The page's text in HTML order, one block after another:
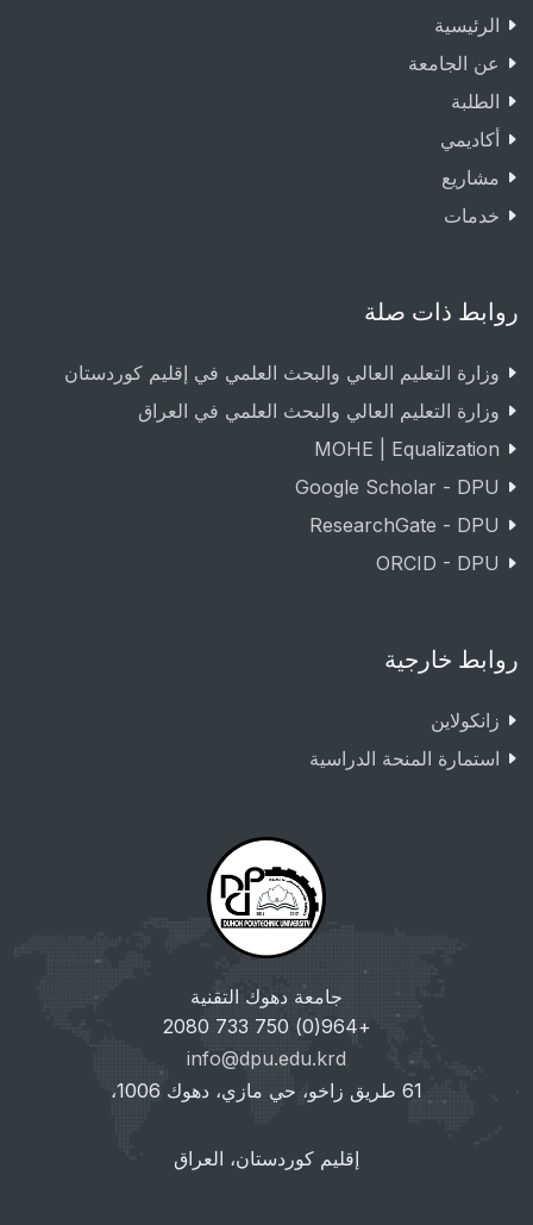
الرئيسية
عن الجامعة
الطلبة
أكاديمي
مشاريع
خدمات
روابط ذات صلة
وزارة التعليم العالي والبحث العلمي في إقليم كوردستان
وزارة التعليم العالي والبحث العلمي في العراق
MOHE | Equalization
Google Scholar - DPU
ResearchGate - DPU
ORCID - DPU
روابط خارجية
زانکولاین
استمارة المنحة الدراسية
جامعة دهوك التقنية
+964(0) 750 733 2080
info@dpu.edu.krd
61 طريق زاخو، حي مازي، دهوك 1006،
إقليم كوردستان، العراق